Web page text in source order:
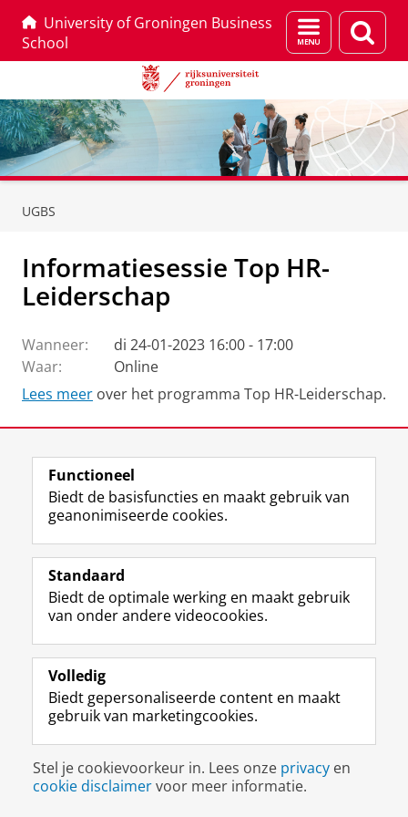
University of Groningen Business
School
Menu
en
UGBS
Informatiesessie Top HR-
Leiderschap
Wanneer:
di 24-01-2023 16:00 - 17:00
Waar:
Online
Lees meer over het programma Top HR-Leiderschap.
Deel dit Facebook LinkedIn
Uw Business Partner: Executive onderwijs (UBGS)
Uw Business Partner: Samen onderzoeken
Uw Business Partner: Werken met studenten
Faculteit Economie en Bedrijfskunde
Disclaimer & Copyright
Inloggen
Functioneel
Biedt de basisfuncties en maakt gebruik van
geanonimiseerde cookies.
Standaard
Biedt de optimale werking en maakt gebruik
van onder andere videocookies.
Volledig
Biedt gepersonaliseerde content en maakt
gebruik van marketingcookies.
Stel je cookievoorkeur in. Lees onze privacy en
cookie disclaimervoor meer informatie.